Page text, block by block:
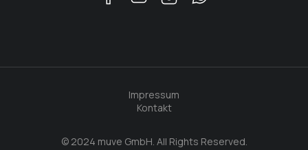
© 2024 muve GmbH. All Rights Reserved.
Impressum
Kontakt